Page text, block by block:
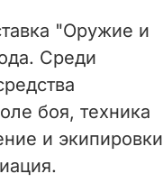
"Оружие и
Среди
боя, техника
и экипировки